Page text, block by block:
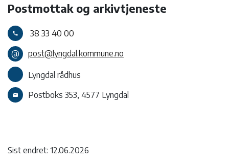
Postmottak og arkivtjeneste
call
38 33 40 00
@
post@lyngdal.kommune.no
Lyngdal rådhus
email Postboks 353, 4577 Lyngdal
Sist endret: 12.06.2026